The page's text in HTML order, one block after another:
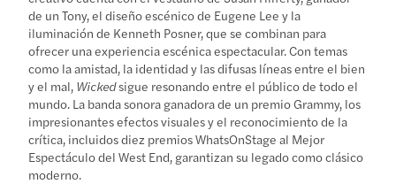
de un Tony, el diseño escénico de Eugene Lee y la
iluminación de Kenneth Posner, que se combinan para
ofrecer una experiencia escénica espectacular. Con temas
como la amistad, la identidad y las difusas líneas entre el bien
y el mal, Wickedsigue resonando entre el público de todo el
mundo. La banda sonora ganadora de un premio Grammy, los
impresionantes efectos visuales y el reconocimiento de la
crítica, incluidos diez premios WhatsOnStage al Mejor
Espectáculo del West End, garantizan su legado como clásico
moderno.